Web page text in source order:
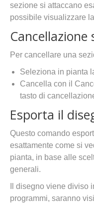
sezione si attaccano
possibile visualizzare
Cancellazione
Per cancellare una
Seleziona in pianta
Cancella con il
tasto di
Esporta il
Questo comando
esattamente come si
pianta, in base alle
generali.
Il disegno viene diviso
programmi, saranno